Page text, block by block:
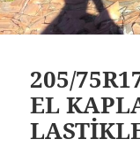
205/
EL